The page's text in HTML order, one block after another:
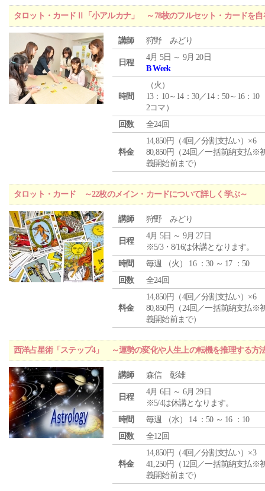
タロット・カードⅡ「小アルカナ」 ～78枚のフルセット・カードを自
講師 狩野 みどり
日程
4月 5日 ～ 9月 20日
B Week
時間
（火 ）
13：10～14：30／14：50～16：10
2コマ）
回数
全24回
料金
14,850円（4回／分割支払い）×6
80,850円（24回／一括前納支払※
義開始前まで）
タロット・カード ～22枚のメイン・カードについて詳しく学ぶ～
講師 狩野 みどり
日程
4月 5日 ～ 9月 27日
※5/3・8/16は休講となります。
時間
毎週 （火 ） 16 ：30 ～ 17 ：50
回数
全24回
料金
14,850円（4回／分割支払い）×6
80,850円（24回／一括前納支払※
義開始前まで）
西洋占星術「ステップ4」 ～運勢の変化や人生上の転機を推理する方
講師 森信 彰雄
日程
4月 6日 ～ 6月 29日
※5/4は休講となります。
時間
毎週 （水） 14 ：50 ～ 16 ：10
回数
全12回
料金
14,850円（4回／分割支払い）×3
41,250円（12回／一括前納支払※
義開始前まで）